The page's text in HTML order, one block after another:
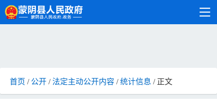
首页 / 公开 /法定主动公开内容 /统计信息 / 正文